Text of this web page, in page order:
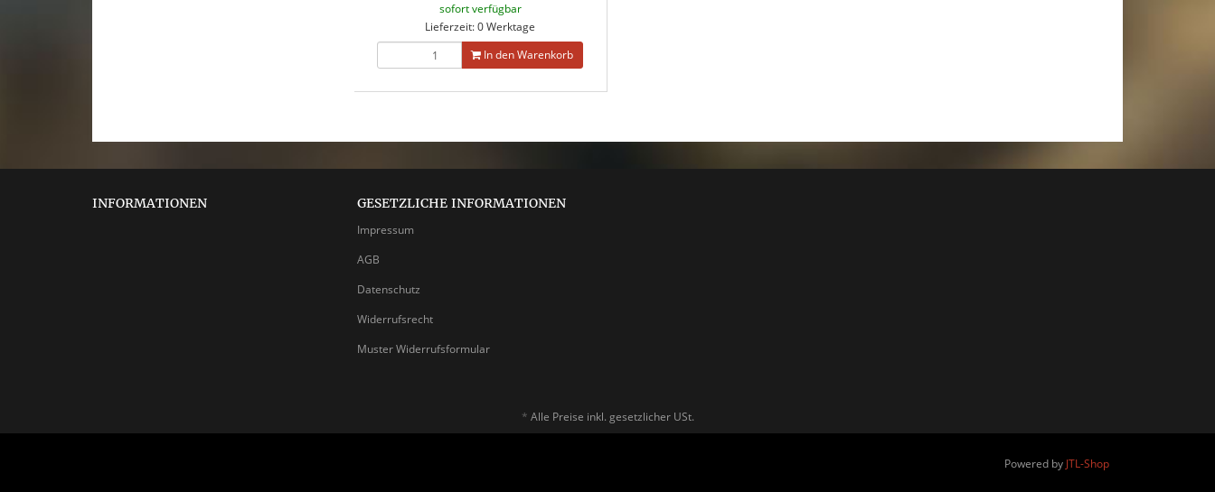
sofort verfügbar
Lieferzeit: 0 Werktage
In den Warenkorb
INFORMATIONEN GESETZLICHE INFORMATIONEN
Impressum
AGB
Datenschutz
Widerrufsrecht
Muster Widerrufsformular
* Alle Preise inkl. gesetzlicher USt.
Powered by JTL-Shop